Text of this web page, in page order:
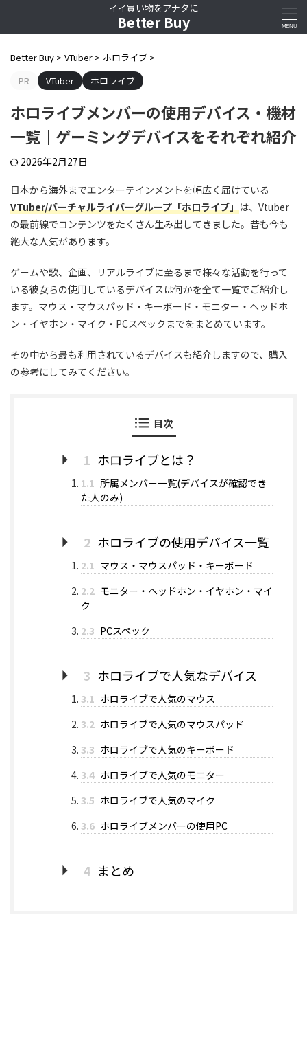
イイ買い物をアナタに
Better Buy
Better Buy > VTuber > ホロライブ >
PR
VTuber ホロライブ
ホロライブメンバーの使用デバイス・機材
一覧｜ゲーミングデバイスをそれぞれ紹介
2026年2月27日
日本から海外までエンターテインメントを幅広く届けている
VTuber/バーチャルライバーグループ「ホロライブ」は、Vtuber
の最前線でコンテンツをたくさん生み出してきました。昔も今も
絶大な人気があります。
ゲームや歌、企画、リアルライブに至るまで様々な活動を行って
いる彼女らの使用しているデバイスは何かを全て一覧でご紹介し
ます。マウス・マウスパッド・キーボード・モニター・ヘッドホ
ン・イヤホン・マイク・PCスペックまでをまとめています。
その中から最も利用されているデバイスも紹介しますので、購入
の参考にしてみてください。
目次
1 ホロライブとは？
1.1 所属メンバー一覧(デバイスが確認でき
た人のみ)
2 ホロライブの使用デバイス一覧
2.1 マウス・マウスパッド・キーボード
2.2 モニター・ヘッドホン・イヤホン・マイ
ク
2.3 PCスペック
3 ホロライブで人気なデバイス
3.1 ホロライブで人気のマウス
3.2 ホロライブで人気のマウスパッド
3.3 ホロライブで人気のキーボード
3.4 ホロライブで人気のモニター
3.5 ホロライブで人気のマイク
3.6 ホロライブメンバーの使用PC
4 まとめ